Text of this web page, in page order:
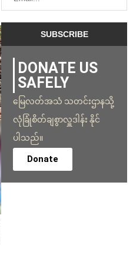
DONATE US
SAFELY
မြေလတ်အသံ သတင်းဌာနသို့
လုံခြုံစိတ်ချစွာလှူဒါန်း နိုင်
ပါသည်။
Donate